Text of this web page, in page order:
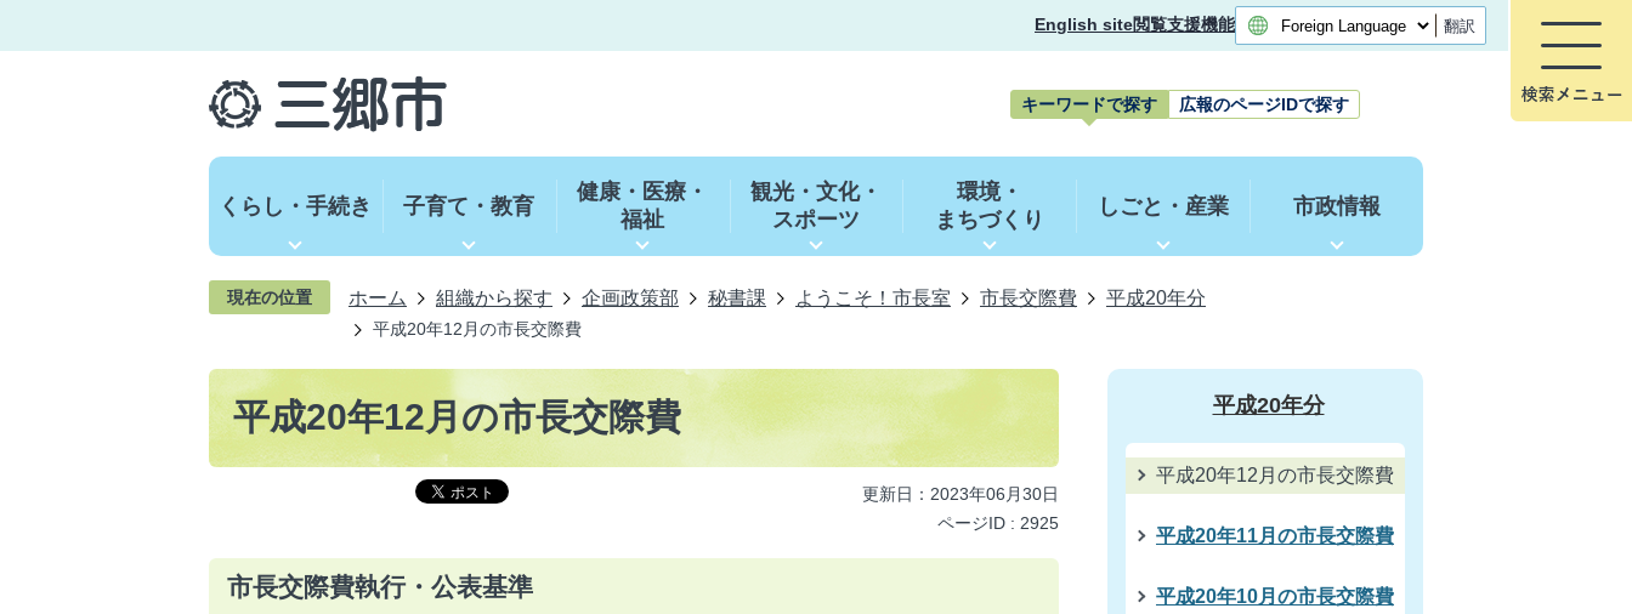
English site閲覧支援機能 翻訳
キーワードで探す 広報のページIDで探す
ワ
ー
索
くらし・手続き 子育て・教育
健康・医療・
福祉
観光・文化・
スポーツ
環境・
まちづくり
しごと・産業 市政情報
現在の位置 ホーム 組織から探す 企画政策部 秘書課 ようこそ！市長室 市長交際費 平成20年分
平成20年12月の市長交際費
平成20年12月の市長交際費
更新日：2023年06月30日
ページID : 2925
市長交際費執行・公表基準
平成20年分
平成20年12月の市長交際費
平成20年11月の市長交際費
平成20年10月の市長交際費